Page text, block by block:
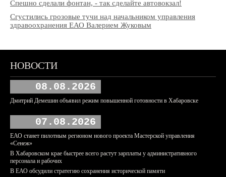
Спешно сделали фонтан, - так сделайте автовокзал!
Сгустились грозовые тучи над начальником управления
здравоохранения ЕАО Валерием Жуковым
НОВОСТИ
08.08.2026
Дмитрий Демешин объявил режим повышенной готовности в Хабаровске
07.08.2026
ЕАО станет пилотным регионом нового проекта Мастерской управления
«Сенеж»
В Хабаровском крае быстрее всего растут зарплаты у административного
персонала и рабочих
В ЕАО обсудили стратегию сохранения исторической памяти